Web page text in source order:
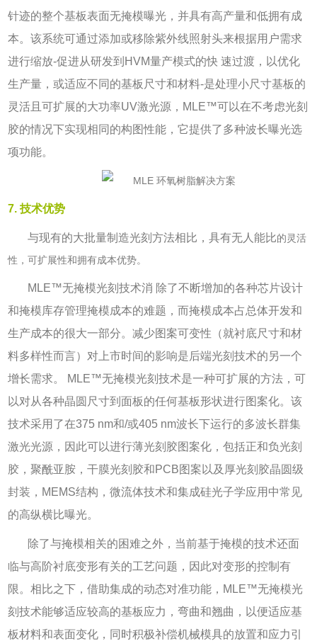
针迹的整个基板表面无掩模曝光，并具有高产量和低拥有成
本。该系统可通过添加或移除紫外线照射头来根据用户需求
进行缩放-促进从研发到 HVM量产模式的快 速过渡，以优化
生产量，或适应不同的基板尺寸和材料-是处理小尺寸基板的
灵活且可扩展的大功率UV激光源， MLE™可以在不考虑光刻
胶的情况下实现相同的构图性能，它提供了多种波长曝光选
项功能。
7. 技术优势
与现有的大批量制造光刻方法相比，具有无人能比的灵活
性，可扩展性和拥有成本优势。
MLE™无掩模光刻技术消 除了不断增加的各种芯片设计
和掩模库存管理掩模成本的难题，而掩模成本占总体开发和
生产成本的很大一部分。减少图案可变性（就衬底尺寸和材
料多样性而言）对上市时间的影响是后端光刻技术的另一个
增长需求。
MLE™无掩模光刻技术是一种可扩展的方法，可
以对从各种晶圆尺寸到面板的任何基板形状进行图案化。该
技术采用了在375 nm和/或405 nm波长下运行的多波长群集
激光光源，因此可以进行薄光刻胶图案化，包括正和负光刻
胶，聚酰亚胺，干膜光刻胶和PCB图案以及厚光刻胶晶圆级
封装， MEMS结构，微流体技术和集成硅光子学应用中常见
的高纵横比曝光。
除了与掩模相关的困难之外，当前基于掩模的技术还面
临与高阶衬底变形有关的工艺问题，因此对变形的控制有
限。相比之下，借助集成的动态对准功能， MLE™无掩模光
刻技术能够适应较高的基板应力，弯曲和翘曲，以便适应基
板材料和表面变化，同时积极补偿机械模具的放置和应力引